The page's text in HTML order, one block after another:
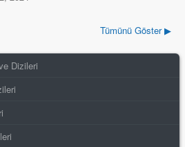
Tümünü Göster ▶
Dizileri